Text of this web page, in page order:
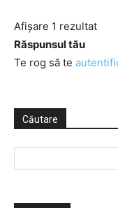
Afișare 1 rezultat
Răspunsul tău
Te rog să te
Căutare